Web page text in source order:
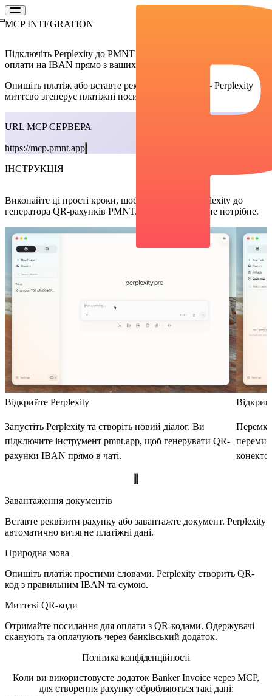
MCP INTEGRATION
Підключіть Perplexity до PMNT та створюйте QR-коди для
оплати на IBAN прямо з ваших діалогів.
Опишіть платіж або вставте реквізити рахунку — Perplexity
миттєво згенерує платіжні посилання.
URL MCP СЕРВЕРА
https://mcp.pmnt.app
ІНСТРУКЦІЯ
Виконайте ці прості кроки, щоб підключити Perplexity до
генератора QR-рахунків PMNT. Програмування не потрібне.
Відкрийте Perplexity
Запустіть Perplexity та створіть новий діалог. Ви
підключите інструмент pmnt.app, щоб генерувати QR-
рахунки IBAN прямо в чаті.
Завантаження документів
Вставте реквізити рахунку або завантажте документ. Perplexity
автоматично витягне платіжні дані.
Природна мова
Опишіть платіж простими словами. Perplexity створить QR-
код з правильним IBAN та сумою.
Миттєві QR-коди
Отримайте посилання для оплати з QR-кодами. Одержувачі
сканують та оплачують через банківський додаток.
Політика конфіденційності
Коли ви використовуєте додаток Banker Invoice через MCP,
для створення рахунку обробляються такі дані: